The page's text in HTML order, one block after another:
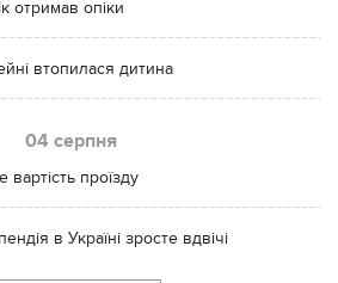
отримав опіки
втопилася дитина
04 серпня
вартість проїзду
в Україні зросте вдвічі